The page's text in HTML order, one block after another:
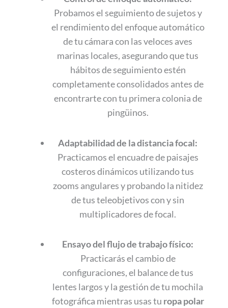
Probamos el seguimiento de sujetos y
el rendimiento del enfoque automático
de tu cámara con las veloces aves
marinas locales, asegurando que tus
hábitos de seguimiento estén
completamente consolidados antes de
encontrarte con tu primera colonia de
pingüinos.
Adaptabilidad de la distancia focal:
Practicamos el encuadre de paisajes
costeros dinámicos utilizando tus
zooms angulares y probando la nitidez
de tus teleobjetivos con y sin
multiplicadores de focal.
Ensayo del flujo de trabajo físico:
Practicarás el cambio de
configuraciones, el balance de tus
lentes largos y la gestión de tu mochila
fotográfica mientras usas tu ropa polar